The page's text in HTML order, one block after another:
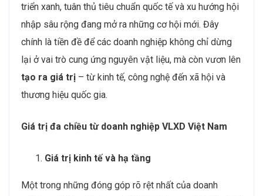
triển xanh, tuân thủ tiêu chuẩn quốc tế và xu hướng hội
nhập sâu rộng đang mở ra những cơ hội mới. Đây
chính là tiền đề để các doanh nghiệp không chỉ dừng
lại ở vai trò cung ứng nguyên vật liệu, mà còn vươn lên
tạo ra giá trị – từ kinh tế, công nghệ đến xã hội và
thương hiệu quốc gia.
Giá trị đa chiều từ doanh nghiệp VLXD Việt Nam
Giá trị kinh tế và hạ tầng
Một trong những đóng góp rõ rệt nhất của doanh